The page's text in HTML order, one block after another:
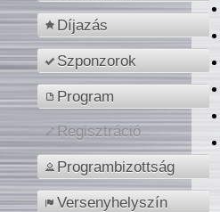
Díjazás
Szponzorok
Program
Regisztráció
Programbizottság
Versenyhelyszín